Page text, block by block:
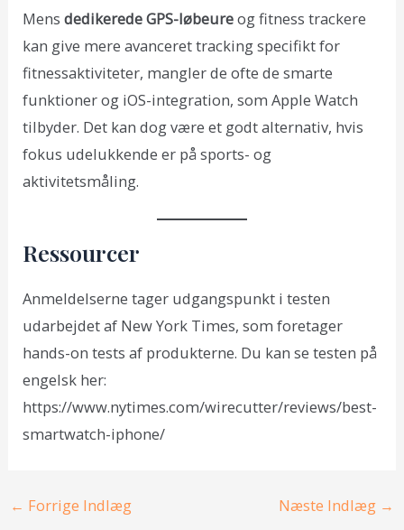
Mensdedikerede GPS-løbeureog fitness trackere
kan give mere avanceret tracking specifikt for
fitnessaktiviteter, mangler de ofte de smarte
funktioner og iOS-integration, som Apple Watch
tilbyder. Det kan dog være et godt alternativ, hvis
fokus udelukkende er på sports- og
aktivitetsmåling.
Ressourcer
Anmeldelserne tager udgangspunkt i testen
udarbejdet af New York Times, som foretager
hands-on tests af produkterne. Du kan se testen på
engelsk her:
https://www.nytimes.com/wirecutter/reviews/best-
smartwatch-iphone/
Post
← Forrige Indlæg Næste Indlæg →